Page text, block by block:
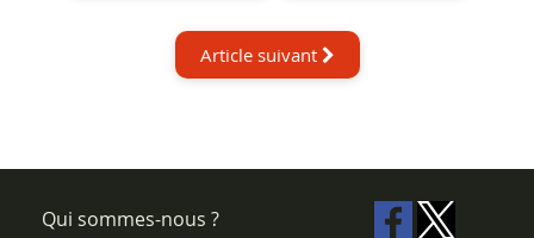
Article suivant
Qui sommes-nous ?